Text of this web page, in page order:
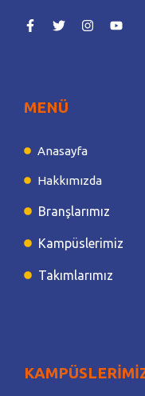
MENÜ
Anasayfa
Hakkımızda
Branşlarımız
Kampüslerimiz
Takımlarımız